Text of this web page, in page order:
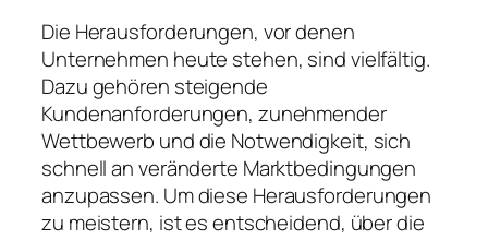
Die Herausforderungen, vor denen
Unternehmen heute stehen, sind vielfältig.
Dazu gehören steigende
Kundenanforderungen, zunehmender
Wettbewerb und die Notwendigkeit, sich
schnell an veränderte Marktbedingungen
anzupassen. Um diese Herausforderungen
zu meistern, ist es entscheidend, über die